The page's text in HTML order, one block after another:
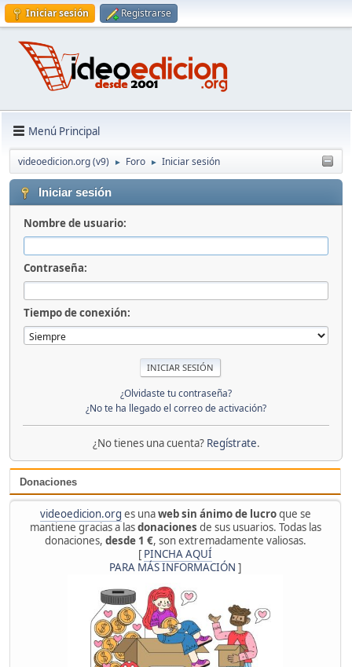
Iniciar sesión Registrarse
Menú Principal
videoedicion.org (v9) ► Foro ► Iniciar sesión
Donaciones
videoedicion.org es unaweb sin ánimo de lucroque se
mantiene gracias a lasdonaciones de sus usuarios. Todas las
donaciones, desde 1 €, son extremadamente valiosas.
[ PINCHA AQUÍ
PARA MÁS INFORMACIÓN ]
Iniciar sesión
Nombre de usuario:
Contraseña:
Tiempo de conexión:
¿Olvidaste tu contraseña?
¿No te ha llegado el correo de activación?
¿No tienes una cuenta? Regístrate.